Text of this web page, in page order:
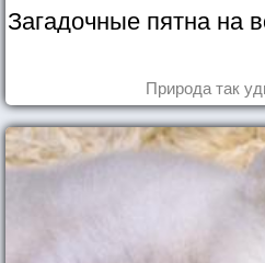
Загадочные пятна на
Природа так